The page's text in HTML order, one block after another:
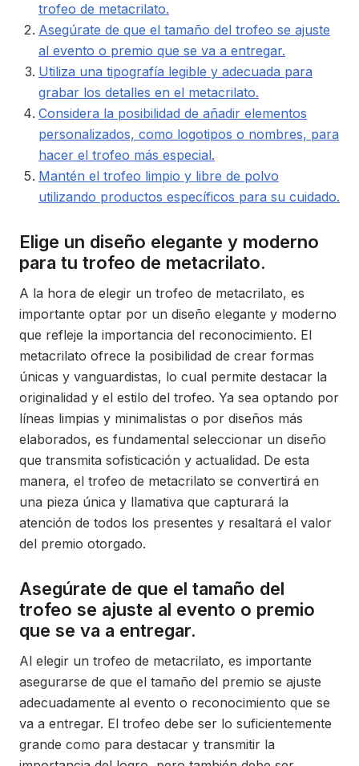
trofeo de metacrilato.
Asegúrate de que el tamaño del trofeo se ajuste
al evento o premio que se va a entregar.
Utiliza una tipografía legible y adecuada para
grabar los detalles en el metacrilato.
Considera la posibilidad de añadir elementos
personalizados, como logotipos o nombres, para
hacer el trofeo más especial.
Mantén el trofeo limpio y libre de polvo
utilizando productos específicos para su cuidado.
Elige un diseño elegante y moderno
para tu trofeo de metacrilato.
A la hora de elegir un trofeo de metacrilato, es
importante optar por un diseño elegante y moderno
que refleje la importancia del reconocimiento. El
metacrilato ofrece la posibilidad de crear formas
únicas y vanguardistas, lo cual permite destacar la
originalidad y el estilo del trofeo. Ya sea optando por
líneas limpias y minimalistas o por diseños más
elaborados, es fundamental seleccionar un diseño
que transmita sofisticación y actualidad. De esta
manera, el trofeo de metacrilato se convertirá en
una pieza única y llamativa que capturará la
atención de todos los presentes y resaltará el valor
del premio otorgado.
Asegúrate de que el tamaño del
trofeo se ajuste al evento o premio
que se va a entregar.
Al elegir un trofeo de metacrilato, es importante
asegurarse de que el tamaño del premio se ajuste
adecuadamente al evento o reconocimiento que se
va a entregar. El trofeo debe ser lo suficientemente
grande como para destacar y transmitir la